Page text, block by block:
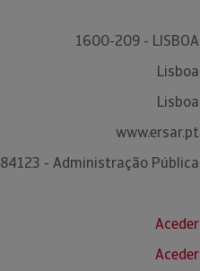
1600-209 - LISBOA
Lisboa
Lisboa
www.ersar.pt
84123 - Administração Pública
Aceder
Aceder